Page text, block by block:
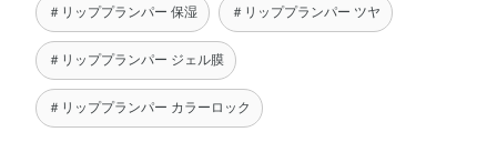
＃リッププランパー 保湿 ＃リッププランパー ツヤ
＃リッププランパー ジェル膜
＃リッププランパー カラーロック